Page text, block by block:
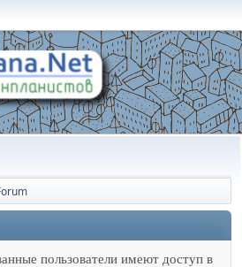
пользователи имеют доступ в